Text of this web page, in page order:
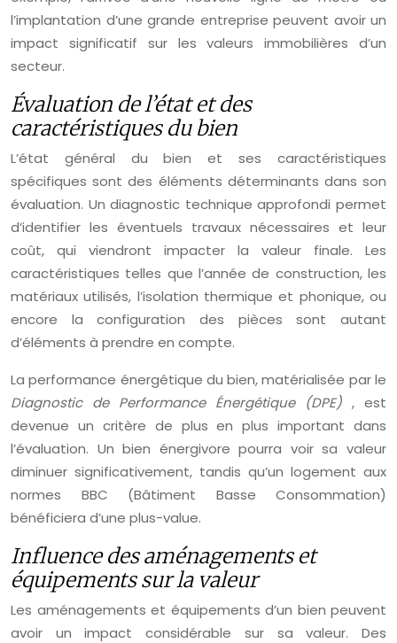
l’implantation d’une grande entreprise peuvent avoir un
impact significatif sur les valeurs immobilières d’un
secteur.
Évaluation de l’état et des
caractéristiques du bien
L’état général du bien et ses caractéristiques
spécifiques sont des éléments déterminants dans son
évaluation. Un diagnostic technique approfondi permet
d’identifier les éventuels travaux nécessaires et leur
coût, qui viendront impacter la valeur finale. Les
caractéristiques telles que l’année de construction, les
matériaux utilisés, l’isolation thermique et phonique, ou
encore la configuration des pièces sont autant
d’éléments à prendre en compte.
La performance énergétique du bien, matérialisée par le
Diagnostic de Performance Énergétique (DPE) , est
devenue un critère de plus en plus important dans
l’évaluation. Un bien énergivore pourra voir sa valeur
diminuer significativement, tandis qu’un logement aux
normes BBC (Bâtiment Basse Consommation)
bénéficiera d’une plus-value.
Influence des aménagements et
équipements sur la valeur
Les aménagements et équipements d’un bien peuvent
avoir un impact considérable sur sa valeur. Des